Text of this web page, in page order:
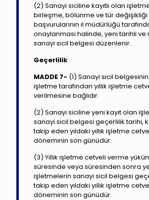
(2) Sanayi siciline kayıtlı olan
birleşme, bölünme ve tür değişikliği
başvurularının il müdürlüğü
onaylanması halinde, yeni tarihli ve
sanayi sicil belgesi düzenlenir.
Geçerlilik
MADDE 7- (1) Sanayi sicil
işletme tarafından yıllık işletme
verilmesine bağlıdır.
(2) Sanayi siciline yeni kayıt olan
sanayi sicil belgesi geçerlilik tarihi,
takip eden yıldaki yıllık işletme
döneminin son günüdür.
(3) Yıllık işletme cetveli verme
süresinde veya süresinden sonra
işletmelerin sanayi sicil belgesi
takip eden yıldaki yıllık işletme
döneminin son günüdür.